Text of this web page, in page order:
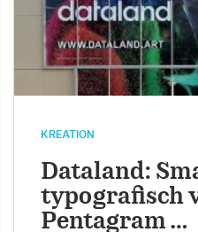
KREATION
Dataland:
typografisch
Pentagram …